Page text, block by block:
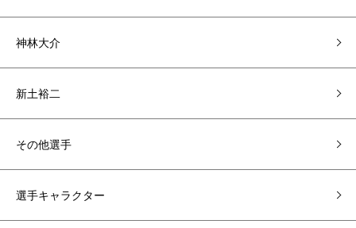
神林大介
新土裕二
その他選手
選手キャラクター